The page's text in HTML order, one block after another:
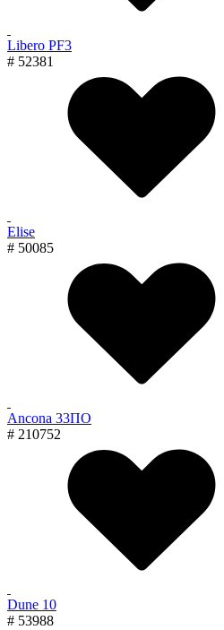
Libero PF3
# 52381
Elise
# 50085
Ancona 33ПО
# 210752
Dune 10
# 53988